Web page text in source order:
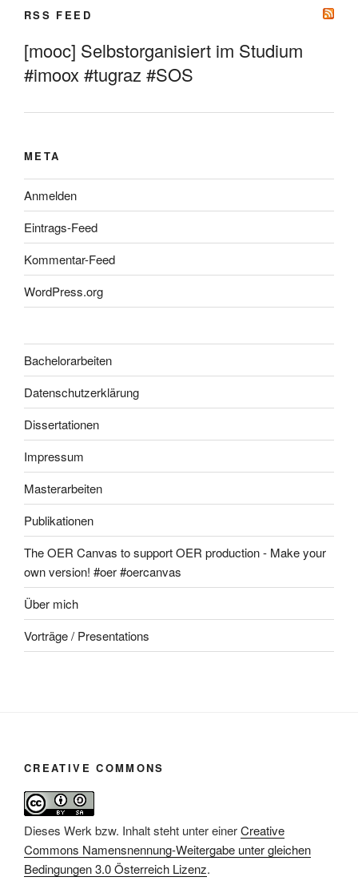
RSS FEED
[mooc] Selbstorganisiert im Studium
#imoox #tugraz #SOS
META
Anmelden
Eintrags-Feed
Kommentar-Feed
WordPress.org
Bachelorarbeiten
Datenschutzerklärung
Dissertationen
Impressum
Masterarbeiten
Publikationen
The OER Canvas to support OER production - Make your
own version! #oer #oercanvas
Über mich
Vorträge / Presentations
CREATIVE COMMONS
Dieses Werk bzw. Inhalt steht unter einerCreative
Commons Namensnennung-Weitergabe unter gleichen
Bedingungen 3.0 Österreich Lizenz.